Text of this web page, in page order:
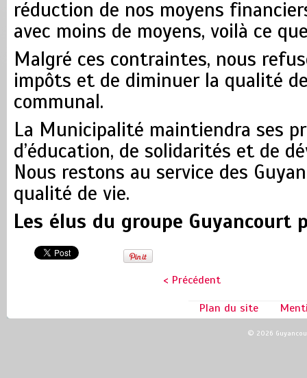
réduction de nos moyens
avec moins de moyens, voilà ce
Malgré ces contraintes, nous
impôts et de diminuer la qualité
communal.
La Municipalité maintiendra ses
d’éducation, de solidarités et de
Nous restons au service des
qualité de vie.
Les élus du groupe Guyancourt
< Précédent
Plan du site
© 2026